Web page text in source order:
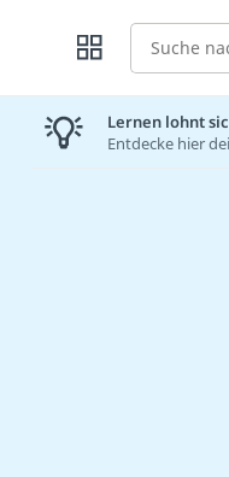
Suche
Lernen lohnt
Entdecke hier